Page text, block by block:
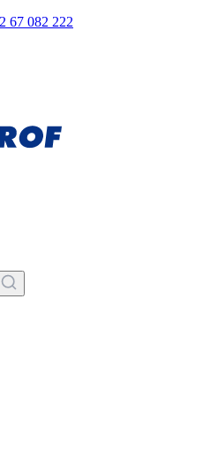
67 082 222